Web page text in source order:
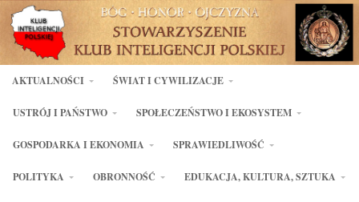
AKTUALNOŚCI ŚWIAT I CYWILIZACJE
USTRÓJ I PAŃSTWO SPOŁECZEŃSTWO I EKOSYSTEM
GOSPODARKA I EKONOMIA SPRAWIEDLIWOŚĆ
POLITYKA OBRONNOŚĆ EDUKACJA, KULTURA, SZTUKA